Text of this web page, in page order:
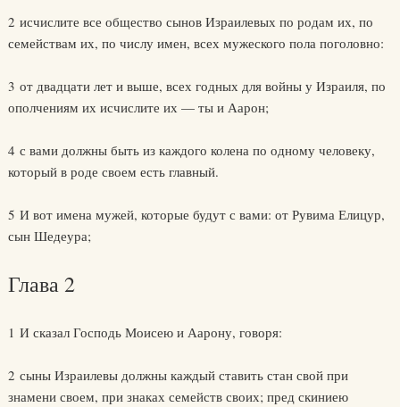
2 исчислите все общество сынов Израилевых по родам их, по
семействам их, по числу имен, всех мужеского пола поголовно:
3 от двадцати лет и выше, всех годных для войны у Израиля, по
ополчениям их исчислите их — ты и Аарон;
4 с вами должны быть из каждого колена по одному человеку,
который в роде своем есть главный.
5 И вот имена мужей, которые будут с вами: от Рувима Елицур,
сын Шедеура;
Глава 2
1 И сказал Господь Моисею и Аарону, говоря:
2 сыны Израилевы должны каждый ставить стан свой при
знамени своем, при знаках семейств своих; пред скиниею